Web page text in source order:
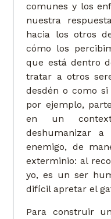
comunes y los
nuestra
hacia los otros
cómo los
que está dentro
tratar a otros
desdén o como
por ejemplo,
en un
deshumanizar
enemigo, de
exterminio: al
yo, es un ser
difícil apretar el
Para construir